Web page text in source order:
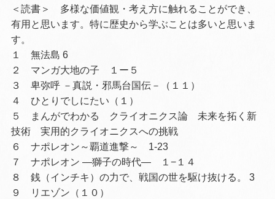
＜読書＞ 多様な価値観・考え方に触れることができ、
有用と思います。特に歴史から学ぶことは多いと思いま
す。
１ 無法島 6
２ マンガ大地の子 １ー５
３ 卑弥呼 －真説・邪馬台国伝－（１１）
４ ひとりでしにたい（１）
５ まんがでわかる クライオニクス論 未来を拓く新
技術 実用的クライオニクスへの挑戦
６ ナポレオン～覇道進撃～ 1-23
７ ナポレオン ―獅子の時代― １−１４
８ 銭（インチキ）の力で、戦国の世を駆け抜ける。 3
９ リエゾン（１０）